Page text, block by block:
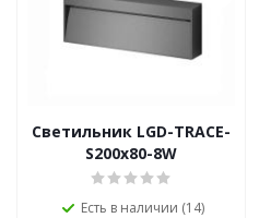
Светильник LGD-TRACE-
S200x80-8W
Есть в наличии (14)